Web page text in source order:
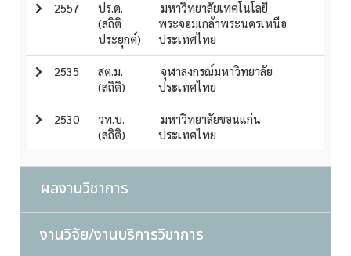
2557
ปร.ด.
(สถิติ
ประยุกต์)
มหาวิทยาลัยเทคโนโลยี
พระจอมเกล้าพระนครเหนือ
ประเทศไทย
2535
สต.ม.
(สถิติ)
จุฬาลงกรณ์มหาวิทยาลัย
ประเทศไทย
2530
วท.บ.
(สถิติ)
มหาวิทยาลัยขอนแก่น
ประเทศไทย
ผลงานวิชาการ
งานวิจัย/งานบริการวิชาการ